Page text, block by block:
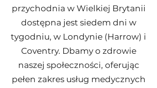
przychodnia w Wielkiej Brytanii
dostępna jest siedem dni w
tygodniu, w Londynie (Harrow) i
Coventry. Dbamy o zdrowie
naszej społeczności, oferując
pełen zakres usług medycznych